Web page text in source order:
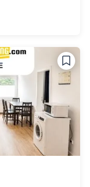
1 wechseln
2 wechseln
3 wechseln
4 wechseln
5 wechseln